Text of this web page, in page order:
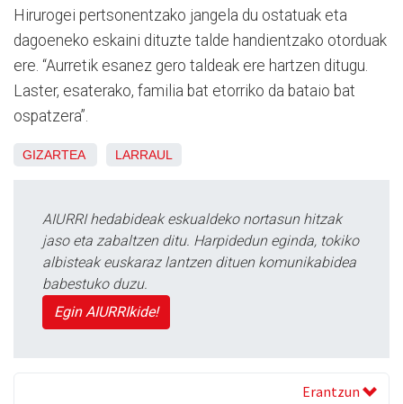
Hirurogei pertsonentzako jangela du ostatuak eta
dagoeneko eskaini dituzte talde handientzako otorduak
ere. “Aurretik esanez gero taldeak ere hartzen ditugu.
Laster, esaterako, familia bat etorriko da bataio bat
ospatzera”.
GIZARTEA LARRAUL
AIURRI hedabideak eskualdeko nortasun hitzak
jaso eta zabaltzen ditu. Harpidedun eginda, tokiko
albisteak euskaraz lantzen dituen komunikabidea
babestuko duzu.
Egin AIURRIkide!
Erantzun